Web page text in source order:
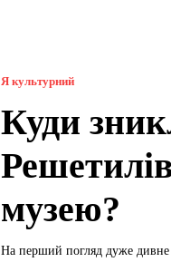
Я культурний
Куди
музею?
На перший погляд дуже дивне